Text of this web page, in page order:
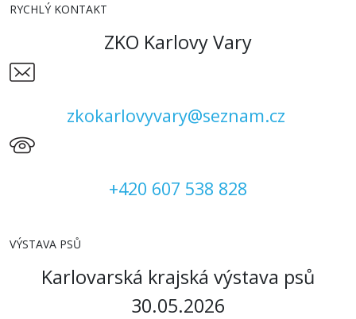
RYCHLÝ KONTAKT
ZKO Karlovy Vary
zkokarlovyvary@seznam.cz
+420 607 538 828
VÝSTAVA PSŮ
Karlovarská krajská výstava psů
30.05.2026